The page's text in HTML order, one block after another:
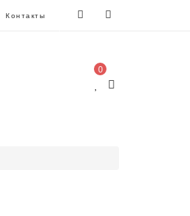
Контакты
0